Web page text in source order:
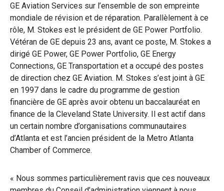
GE Aviation Services sur l’ensemble de son empreinte
mondiale de révision et de réparation. Parallèlement à ce
rôle, M. Stokes est le président de GE Power Portfolio.
Vétéran de GE depuis 23 ans, avant ce poste, M. Stokes a
dirigé GE Power, GE Power Portfolio, GE Energy
Connections, GE Transportation et a occupé des postes
de direction chez GE Aviation. M. Stokes s’est joint à GE
en 1997 dans le cadre du programme de gestion
financière de GE après avoir obtenu un baccalauréat en
finance de la Cleveland State University. Il est actif dans
un certain nombre d’organisations communautaires
d’Atlanta et est l’ancien président de la Metro Atlanta
Chamber of Commerce.
« Nous sommes particulièrement ravis que ces nouveaux